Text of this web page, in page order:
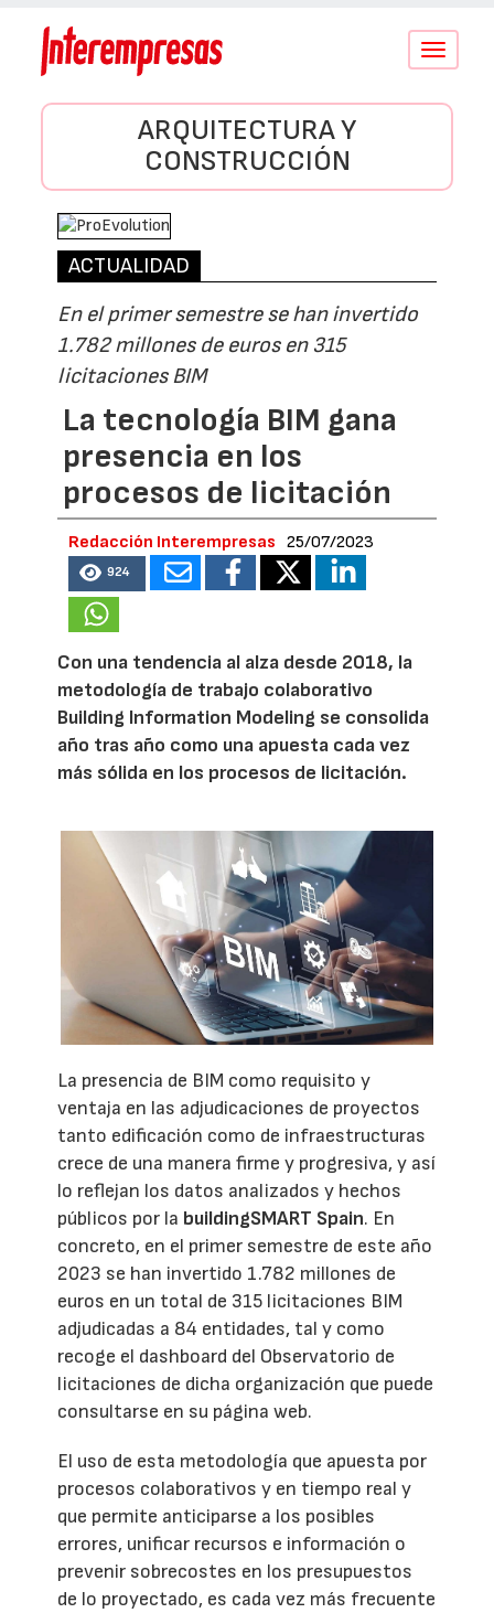
Conmutar
ARQUITECTURA Y
CONSTRUCCIÓN
ACTUALIDAD
En el primer semestre se han invertido
1.782 millones de euros en 315
licitaciones BIM
La tecnología BIM gana
presencia en los
procesos de licitación
Redacción Interempresas 25/07/2023
924
Con una tendencia al alza desde 2018, la
metodología de trabajo colaborativo
Building Information Modeling se consolida
año tras año como una apuesta cada vez
más sólida en los procesos de licitación.
La presencia de BIM como requisito y
ventaja en las adjudicaciones de proyectos
tanto edificación como de infraestructuras
crece de una manera firme y progresiva, y así
lo reflejan los datos analizados y hechos
públicos por la buildingSMART Spain. En
concreto, en el primer semestre de este año
2023 se han invertido 1.782 millones de
euros en un total de 315 licitaciones BIM
adjudicadas a 84 entidades, tal y como
recoge el dashboard del Observatorio de
licitaciones de dicha organización que puede
consultarse en su página web.
El uso de esta metodología que apuesta por
procesos colaborativos y en tiempo real y
que permite anticiparse a los posibles
errores, unificar recursos e información o
prevenir sobrecostes en los presupuestos
de lo proyectado, es cada vez más frecuente